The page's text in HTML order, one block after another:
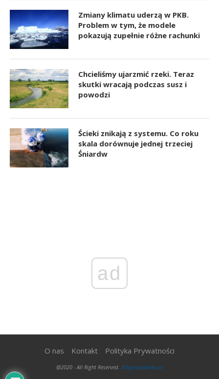
Zmiany klimatu uderzą w PKB.
Problem w tym, że modele
pokazują zupełnie różne rachunki
Chcieliśmy ujarzmić rzeki. Teraz
skutki wracają podczas susz i
powodzi
Ścieki znikają z systemu. Co roku
skala dorównuje jednej trzeciej
Śniardw
ad
O nas Kontakt Polityka Prywatności
@2020 - All Right Reserved. 300gospodarka.pl